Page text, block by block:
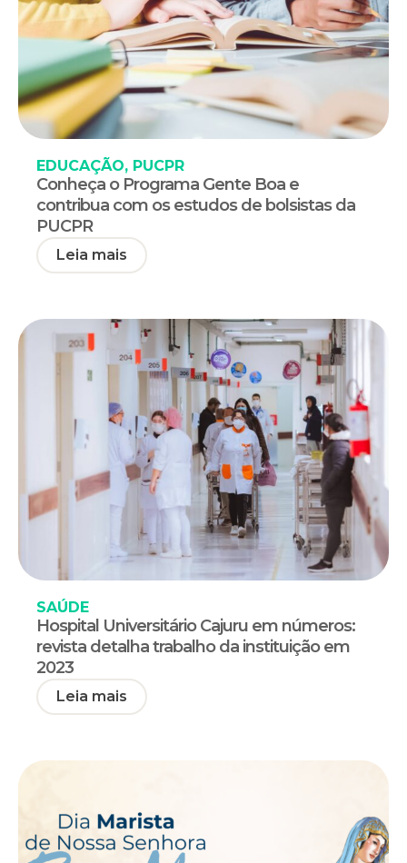
EDUCAÇÃO, PUCPR
Conheça o Programa Gente Boa e
contribua com os estudos de bolsistas da
PUCPR
Leia mais
SAÚDE
Hospital Universitário Cajuru em números:
revista detalha trabalho da instituição em
2023
Leia mais